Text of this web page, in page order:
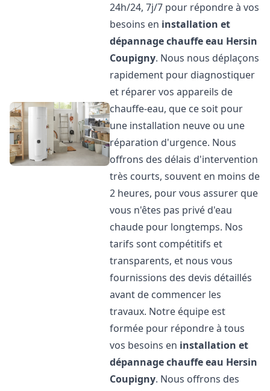
24h/24, 7j/7 pour répondre à vos
besoins en installation et
dépannage chauffe eau Hersin
Coupigny. Nous nous déplaçons
rapidement pour diagnostiquer
et réparer vos appareils de
chauffe-eau, que ce soit pour
une installation neuve ou une
réparation d'urgence. Nous
offrons des délais d'intervention
très courts, souvent en moins de
2 heures, pour vous assurer que
vous n'êtes pas privé d'eau
chaude pour longtemps. Nos
tarifs sont compétitifs et
transparents, et nous vous
fournissions des devis détaillés
avant de commencer les
travaux. Notre équipe est
formée pour répondre à tous
vos besoins en installation et
dépannage chauffe eau Hersin
Coupigny. Nous offrons des